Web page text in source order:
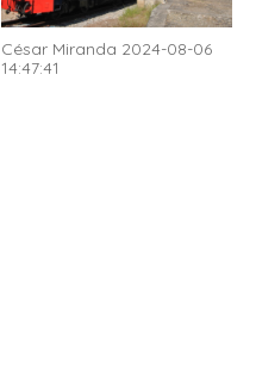
César Miranda 2024-08-06
14:47:41